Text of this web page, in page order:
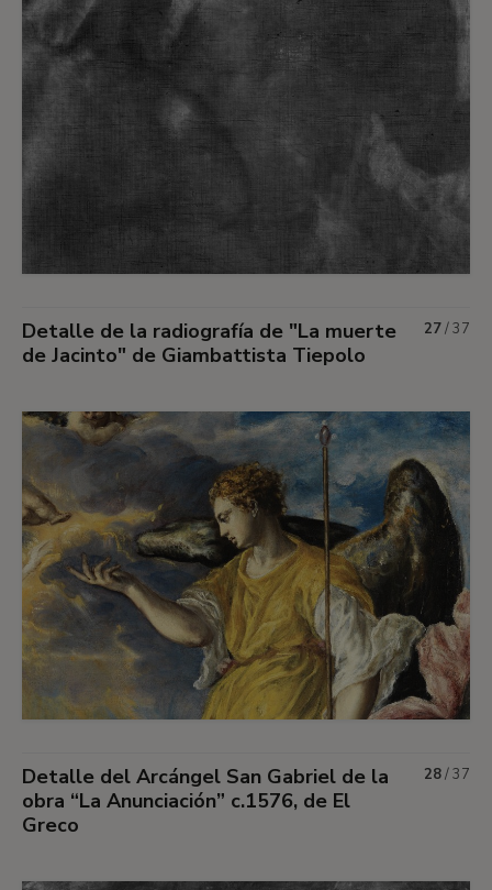
Detalle de la radiografía de "La muerte
de Jacinto" de Giambattista Tiepolo
27/37
Detalle del Arcángel San Gabriel de la
obra “La Anunciación” c.1576, de El
Greco
28/37